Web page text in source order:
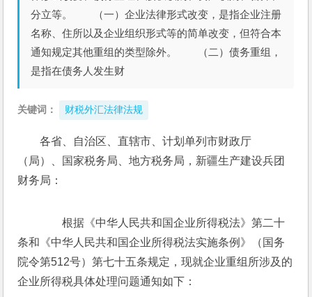
分立等。 （一）企业法律形式改变，是指企业注册
名称、住所以及企业组织形式等的简单改变，但符合本
通知规定其他重组的类型除外。 （二）债务重组，
是指在债务人发生财
关键词： 财税外汇法律法规
各省、自治区、直辖市、计划单列市财政厅
（局）、国家税务局、地方税务局，新疆生产建设兵团
财务局：
根据《中华人民共和国企业所得税法》第二十
条和《中华人民共和国企业所得税法实施条例》（国务
院令第512号）第七十五条规定，现就企业重组所涉及的
企业所得税具体处理问题通知如下：